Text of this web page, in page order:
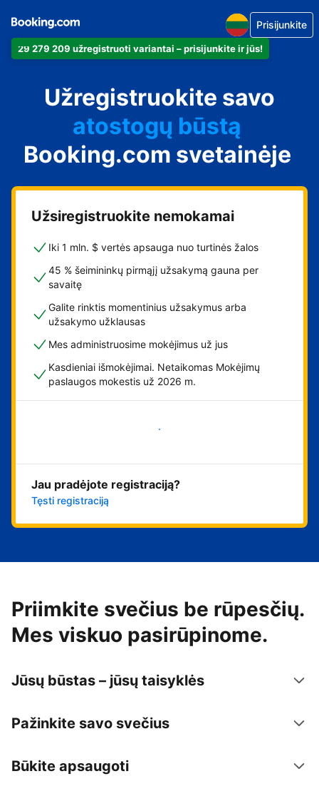
29 279 209 užregistruoti variantai – prisijunkite ir jūs!
Prisijunkite
Užregistruokite savo
apartamentus
viešbutį
atostogų būstą
svečių namus
nakvynės su pusryčiais
namus
Booking.com svetainėje
Užsiregistruokite nemokamai
Iki 1 mln. $ vertės apsauga nuo turtinės žalos
45 % šeimininkų pirmąjį užsakymą gauna per
savaitę
Galite rinktis momentinius užsakymus arba
užsakymo užklausas
Mes administruosime mokėjimus už jus
Kasdieniai išmokėjimai. Netaikomas Mokėjimų
paslaugos mokestis už 2026 m.
Pradėti
Jau pradėjote registraciją?
Tęsti registraciją
Priimkite svečius be rūpesčių.
Mes viskuo pasirūpinome.
Jūsų būstas – jūsų taisyklės
Pažinkite savo svečius
Būkite apsaugoti